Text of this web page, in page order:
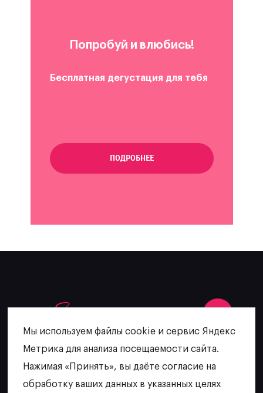
Попробуй и влюбись!
Бесплатная дегустация для тебя
ПОДРОБНЕЕ
escatering@mail.ru
Мы используем файлы cookie и сервис Яндекс
Метрика для анализа посещаемости сайта.
Нажимая «Принять», вы даёте согласие на
обработку ваших данных в указанных целях